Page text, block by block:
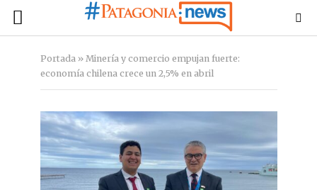
Portada» Minería y comercio empujan fuerte:
economía chilena crece un 2,5% en abril